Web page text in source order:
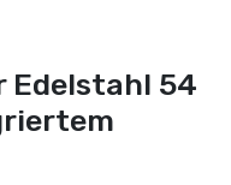
Edelstahl 54